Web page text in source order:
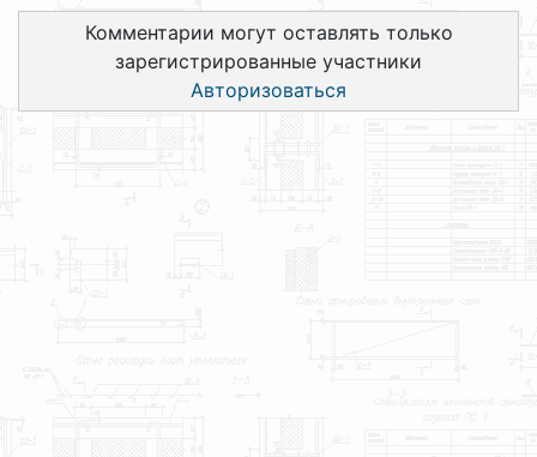
Комментарии могут оставлять только
зарегистрированные участники
Авторизоваться